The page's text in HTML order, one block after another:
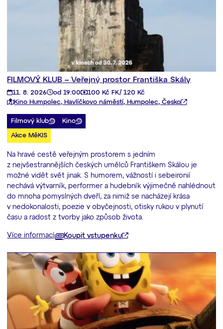
FILMOVÝ KLUB – Veřejný prostor Františka Skály
11. 8. 2026 od 19:00
100 Kč FK/ 120 Kč
Kino Humpolec, Havlíčkovo náměstí, Humpolec, Česko
Filmový klub Kino
Akce MěKIS
Na hravé cestě veřejným prostorem s jedním
z nejvšestrannějších českých umělců Františkem Skálou je
možné vidět svět jinak. S humorem, vážností i sebeironií
nechává výtvarník, performer a hudebník výjimečně nahlédnout
do mnoha pomyslných dveří, za nimiž se nacházejí krása
v nedokonalosti, poezie v obyčejnosti, otisky rukou v plynutí
času a radost z tvorby jako způsob života.
Více informací Koupit vstupenku